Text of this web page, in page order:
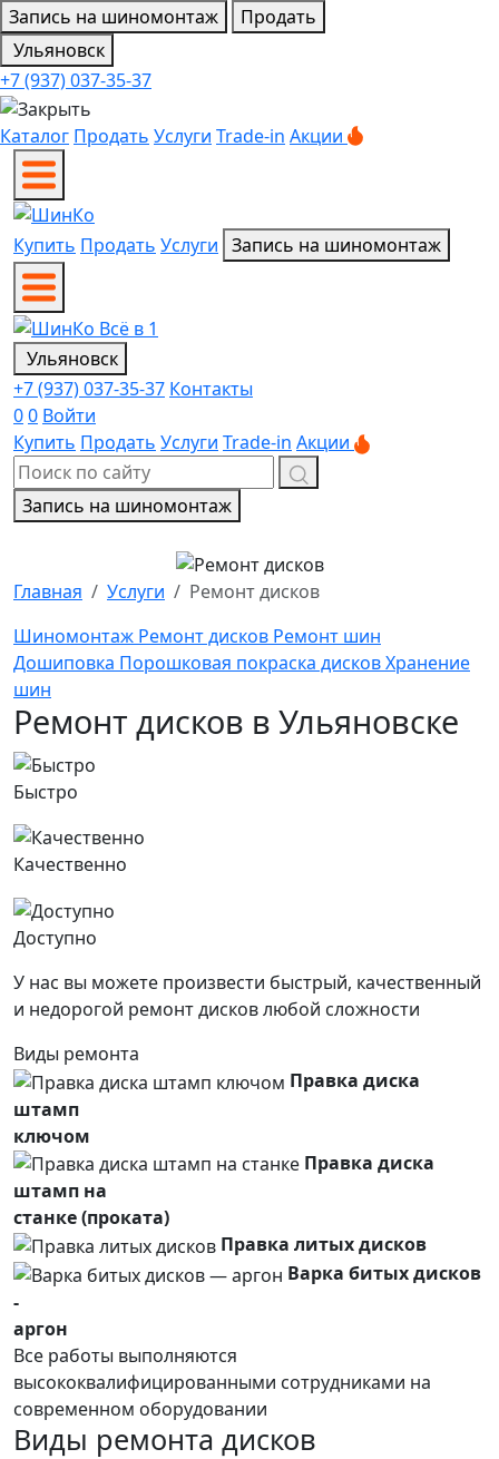
Запись на шиномонтаж
Продать
Ульяновск
+7 (937) 037-35-37
Каталог Продать Услуги Trade-in Акции
Купить Продать Услуги Запись на шиномонтаж
Ульяновск
+7 (937) 037-35-37 Контакты
00 Войти
Купить Продать Услуги Trade-in Акции
Запись на шиномонтаж
Главная Услуги
Ремонт дисков
Шиномонтаж Ремонт дисков Ремонт шин
Дошиповка Порошковая покраска дисковХранение
шин
Ремонт дисков в Ульяновске
Быстро
Качественно
Доступно
У нас вы можете произвести быстрый, качественный
и недорогой ремонт дисков любой сложности
Виды ремонта
Правка диска
штамп
ключом
Правка диска
штамп на
станке (проката)
Правка литых дисков
Варка битых дисков
-
аргон
Все работы выполняются
высококвалифицированными сотрудниками на
современном оборудовании
Виды ремонта дисков